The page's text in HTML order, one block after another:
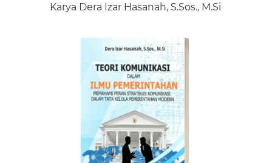
Karya Dera Izar Hasanah, S.Sos., M.Si